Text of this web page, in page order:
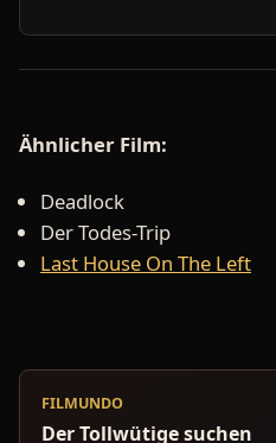
Ähnlicher Film:
Deadlock
Der Todes-Trip
Last House On The Left
FILMUNDO
Der Tollwütige suchen